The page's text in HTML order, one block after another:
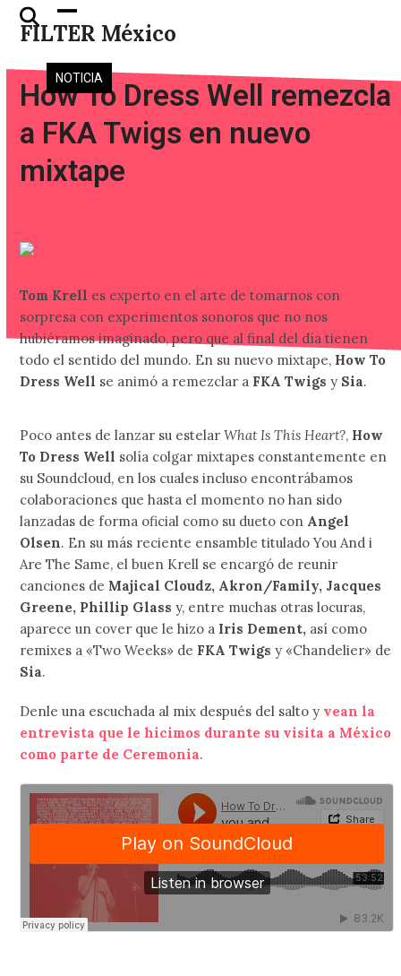
Skip
FILTER México
Open
mobile
menu
Close
mobile
menu
NOTICIA
How To Dress Well remezcla
a FKA Twigs en nuevo
mixtape
Tom Krell es experto en el arte de tomarnos con
sorpresa con experimentos sonoros que no nos
hubiéramos imaginado, pero que al final del día tienen
todo el sentido del mundo. En su nuevo mixtape, How To
Dress Well se animó a remezclar a FKA Twigs y Sia.
Poco antes de lanzar su estelarWhat Is This Heart?, How
To Dress Well solía colgar mixtapes constantemente en
su Soundcloud, en los cuales incluso encontrábamos
colaboraciones que hasta el momento no han sido
lanzadas de forma oficial como su dueto con Angel
Olsen. En su más reciente ensamble titulado You And i
Are The Same, el buen Krell se encargó de reunir
canciones de Majical Cloudz, Akron/Family, Jacques
Greene, Phillip Glass y, entre muchas otras locuras,
aparece un cover que le hizo a Iris Dement, así como
remixes a «Two Weeks» de FKA Twigs y «Chandelier» de
Sia.
Denle una escuchada al mix después del salto y vean la
entrevista que le hicimos durante su visita a México
como parte de Ceremonia.